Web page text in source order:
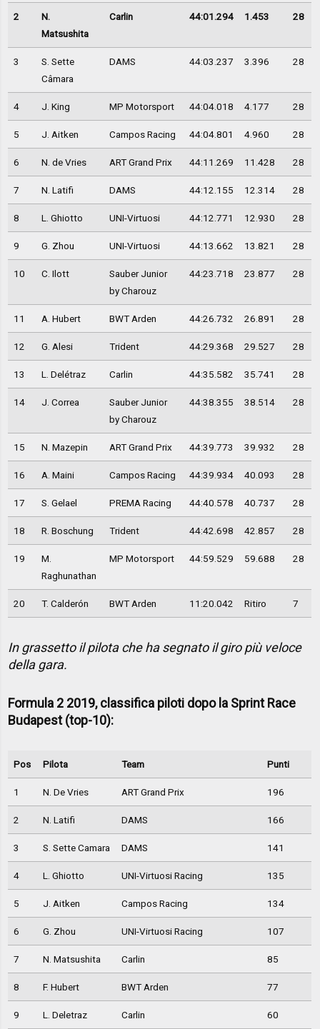
2
N.
Matsushita
Carlin 44:01.294 1.453 28
3
S. Sette
Câmara
DAMS 44:03.237 3.396 28
4 J. King MP Motorsport 44:04.018 4.177 28
5 J. Aitken Campos Racing 44:04.801 4.960 28
6 N. de Vries ART Grand Prix 44:11.269 11.428 28
7 N. Latifi DAMS 44:12.155 12.314 28
8 L. Ghiotto UNI-Virtuosi 44:12.771 12.930 28
9 G. Zhou UNI-Virtuosi 44:13.662 13.821 28
10 C. Ilott
Sauber Junior
by Charouz
44:23.718 23.877 28
11 A. Hubert BWT Arden 44:26.732 26.891 28
12 G. Alesi Trident 44:29.368 29.527 28
13 L. Delétraz Carlin 44:35.582 35.741 28
14 J. Correa
Sauber Junior
by Charouz
44:38.355 38.514 28
15 N. Mazepin ART Grand Prix 44:39.773 39.932 28
16 A. Maini Campos Racing 44:39.934 40.093 28
17 S. Gelael PREMA Racing 44:40.578 40.737 28
18 R. Boschung Trident 44:42.698 42.857 28
19
M.
Raghunathan
MP Motorsport 44:59.529 59.688 28
20 T. Calderón BWT Arden 11:20.042 Ritiro 7
In grassetto il pilota che ha segnato il giro più veloce
della gara.
Formula 2 2019, classifica piloti dopo la Sprint Race
Budapest (top-10):
Pos Pilota Team Punti
1 N. De Vries ART Grand Prix 196
2 N. Latifi DAMS 166
3 S. Sette Camara DAMS 141
4 L. Ghiotto UNI-Virtuosi Racing 135
5 J. Aitken Campos Racing 134
6 G. Zhou UNI-Virtuosi Racing 107
7 N. Matsushita Carlin 85
8 F. Hubert BWT Arden 77
9 L. Deletraz Carlin 60